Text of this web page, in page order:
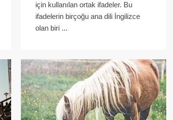
için kullanılan ortak ifadeler. Bu
ifadelerin birçoğu ana dili İngilizce
olan biri ...